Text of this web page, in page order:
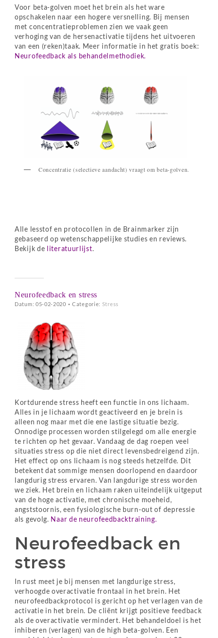
Voor beta-golven moet het brein als het ware
opschakelen naar een hogere versnelling. Bij mensen
met concentratieproblemen zien we vaak geen
verhoging van de hersenactivatie tijdens het uitvoeren
van een (reken)taak. Meer informatie in het gratis boek:
Neurofeedback als behandelmethodiek.
Concentratie (selectieve aandacht) vraagt om beta-golven.
Alle lesstof en protocollen in de Brainmarker zijn
gebaseerd op wetenschappelijke studies en reviews.
Bekijk de literatuurlijst.
Neurofeedback en stress
Datum: 05-02-2020 • Categorie: Stress
Kortdurende stress heeft een functie in ons lichaam.
Alles in je lichaam wordt geactiveerd en je brein is
alleen nog maar met die ene lastige situatie bezig.
Onnodige processen worden stilgelegd om alle energie
te richten op het gevaar. Vandaag de dag roepen veel
situaties stress op die niet direct levensbedreigend zijn.
Het effect op ons lichaam is nog steeds hetzelfde. Dit
betekent dat sommige mensen doorlopend en daardoor
langdurig stress ervaren. Van langdurige stress worden
we ziek. Het brein en lichaam raken uiteindelijk uitgeput
van de hoge activatie, met chronische moeheid,
angststoornis, een fysiologische burn-out of depressie
als gevolg. Naar de neurofeedbacktraining.
Neurofeedback en
stress
In rust meet je bij mensen met langdurige stress,
verhoogde overactivatie frontaal in het brein. Het
neurofeedbackprotocol is gericht op het verlagen van de
activatie in het brein. De cliënt krijgt positieve feedback
als de overactivatie vermindert. Het behandeldoel is het
inhiberen (verlagen) van de high beta-golven. Een